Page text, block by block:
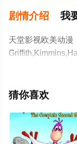
剧情介绍 我
天堂影视欧美动漫
导演执导，阿查尔
德
观看高清未删减完
关信息可移步至豆
猜你喜欢